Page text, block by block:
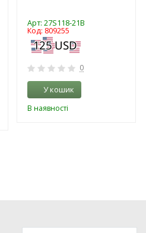
Арт: 27S118-21B
Код: 809255
0
У кошик
В наявності